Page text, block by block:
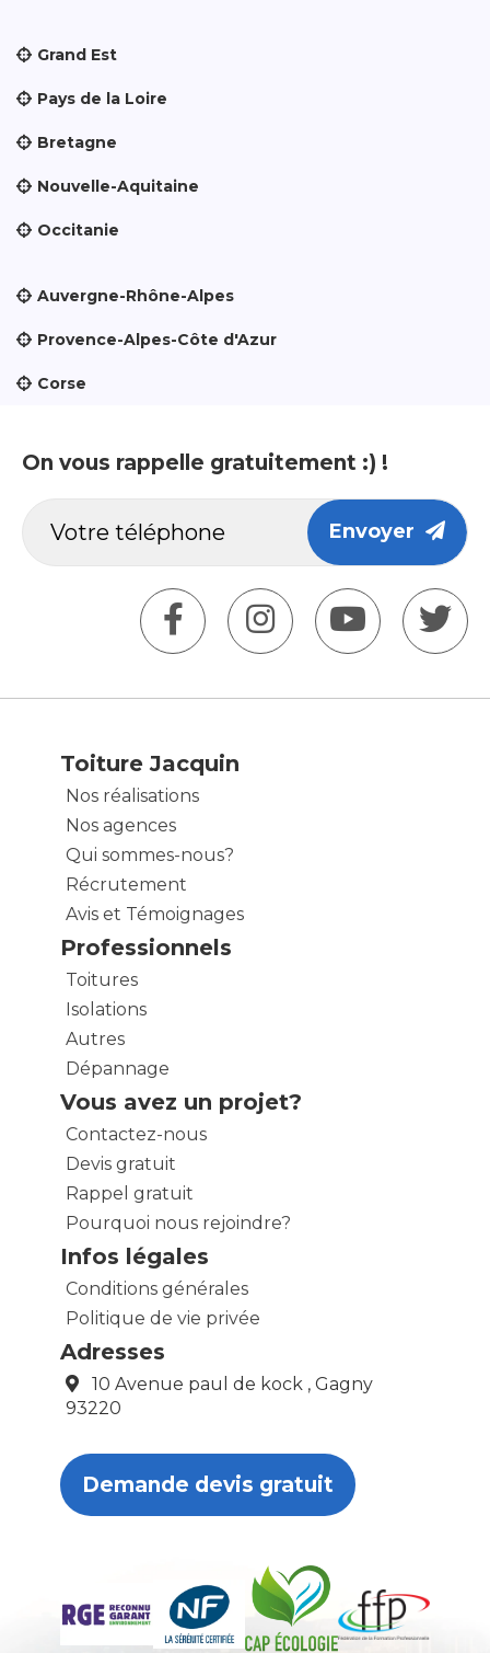
Grand Est
Pays de la Loire
Bretagne
Nouvelle-Aquitaine
Occitanie
Auvergne-Rhône-Alpes
Provence-Alpes-Côte d'Azur
Corse
On vous rappelle gratuitement :) !
Envoyer
Toiture Jacquin
Nos réalisations
Nos agences
Qui sommes-nous?
Récrutement
Avis et Témoignages
Professionnels
Toitures
Isolations
Autres
Dépannage
Vous avez un projet?
Contactez-nous
Devis gratuit
Rappel gratuit
Pourquoi nous rejoindre?
Infos légales
Conditions générales
Politique de vie privée
Adresses
10 Avenue paul de kock , Gagny
93220
Demande devis gratuit